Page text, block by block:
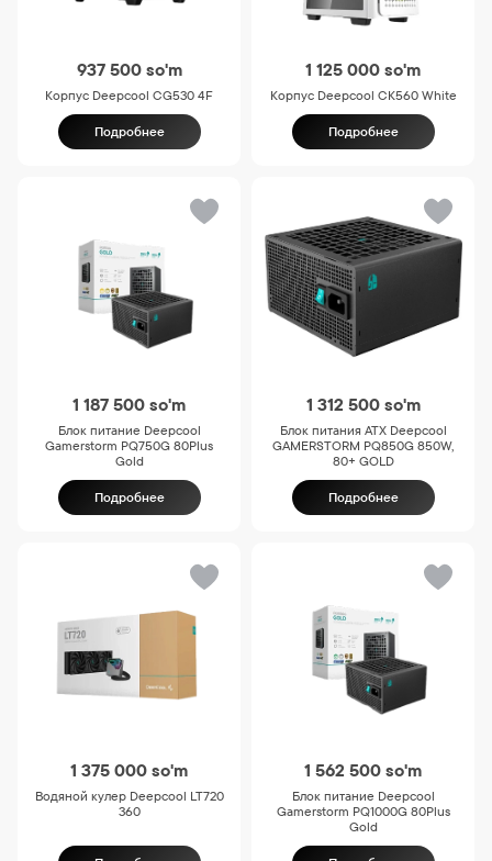
937 500 so'm
Корпус Deepcool CG530 4F
Подробнее
1 125 000so'm
Корпус Deepcool CK560 White
Подробнее
1 187 500so'm
Блок питание Deepcool
Gamerstorm PQ750G 80Plus
Gold
Подробнее
1 312 500 so'm
Блок питания ATX Deepcool
GAMERSTORM PQ850G 850W,
80+ GOLD
Подробнее
1 375 000so'm
Водяной кулер Deepcool LT720
360
1 562 500so'm
Блок питание Deepcool
Gamerstorm PQ1000G 80Plus
Gold